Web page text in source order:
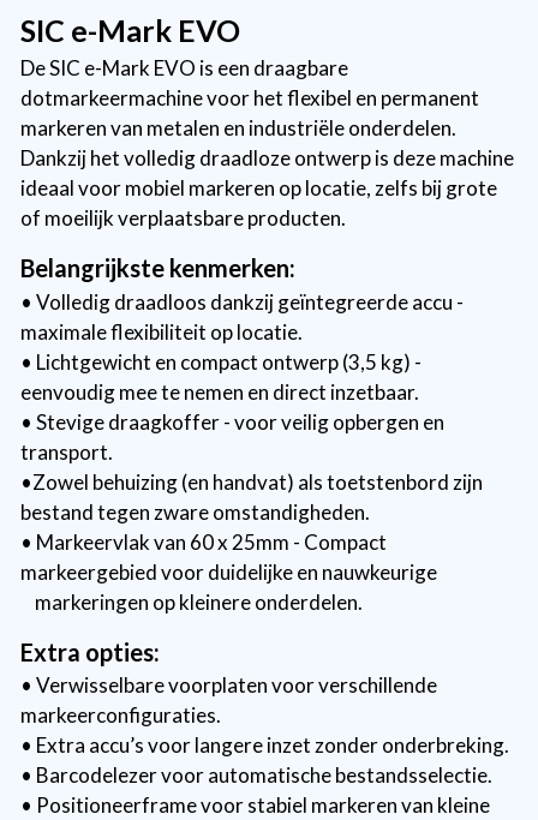
SIC e-Mark EVO
De SIC e-Mark EVO is een draagbare
dotmarkeermachine voor het flexibel en permanent
markeren van metalen en industriële onderdelen.
Dankzij het volledig draadloze ontwerp is deze machine
ideaal voor mobiel markeren op locatie, zelfs bij grote
of moeilijk verplaatsbare producten.
Belangrijkste kenmerken:
• Volledig draadloos dankzij geïntegreerde accu -
maximale flexibiliteit op locatie.
• Lichtgewicht en compact ontwerp (3,5 kg) -
eenvoudig mee te nemen en direct inzetbaar.
• Stevige draagkoffer - voor veilig opbergen en
transport.
•Zowel behuizing (en handvat) als toetstenbord zijn
bestand tegen zware omstandigheden.
• Markeervlak van 60 x 25mm - Compact
markeergebied voor duidelijke en nauwkeurige
markeringen op kleinere onderdelen.
Extra opties:
• Verwisselbare voorplaten voor verschillende
markeerconfiguraties.
• Extra accu’s voor langere inzet zonder onderbreking.
• Barcodelezer voor automatische bestandsselectie.
• Positioneerframe voor stabiel markeren van kleine